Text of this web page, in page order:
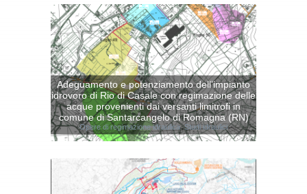
Adeguamento e potenziamento dell’impianto
idrovoro di Rio di Casale con regimazione delle
acque provenienti dai versanti limitrofi in
comune di Santarcangelo di Romagna (RN)
Opere di regimazione idraulica,Studi idraulici